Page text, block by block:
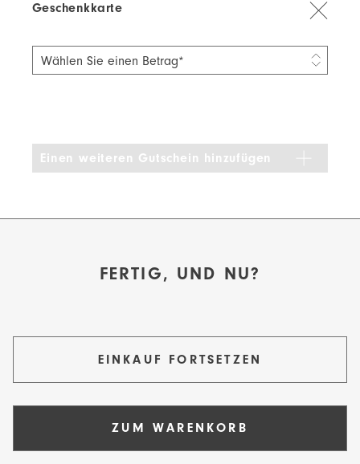
Geschenkkarte
Wählen Sie einen Betrag
Einen weiteren Gutschein hinzufügen
FERTIG, UND NU?
EINKAUF FORTSETZEN
ZUM WARENKORB